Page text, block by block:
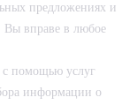
предложениях и
Вы вправе в любое
с помощью услуг
информации о